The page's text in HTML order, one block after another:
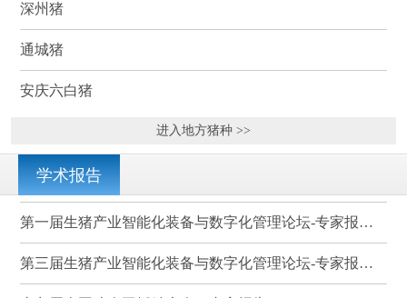
深州猪
通城猪
安庆六白猪
进入地方猪种 >>
学术报告
第一届生猪产业智能化装备与数字化管理论坛-专家报告PPT
第三届生猪产业智能化装备与数字化管理论坛-专家报告PPT